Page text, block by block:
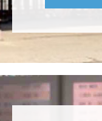
2026年大会お疲
きた大会でした
リー支援基金>